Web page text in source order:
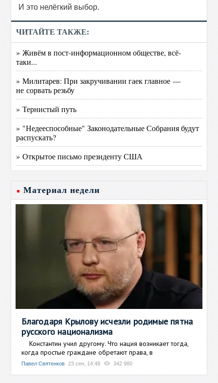
И это нелёгкий выбор.
ЧИТАЙТЕ ТАКЖЕ:
» Живём в пост-информационном обществе, всё-
таки...
» Милитарев: При закручивании гаек главное —
не сорвать резьбу
» Тернистый путь
» "Недееспособные" Законодательные Собрания будут
распускать?
» Открытое письмо президенту США
Материал недели
Благодаря Крылову исчезли родимые пятна
русского национализма
Константин учил другому. Что нация возникает тогда,
когда простые граждане обретают права, в
Павел Святенков 23 сен, 14:48 342 980